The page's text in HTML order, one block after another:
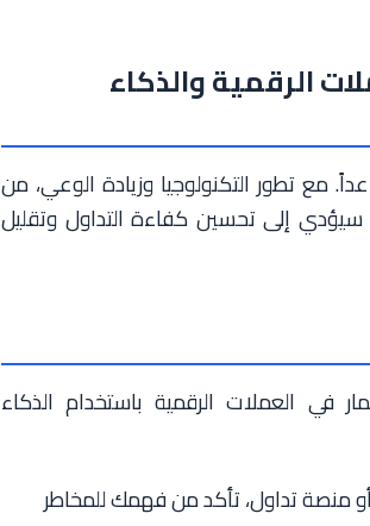
الرقمية والذكاء
مع تطور التكنولوجيا وزيادة الوعي، من
سيؤدي إلى تحسين كفاءة التداول وتقليل
في العملات الرقمية باستخدام الذكاء
منصة تداول، تأكد من فهمك للمخاطر